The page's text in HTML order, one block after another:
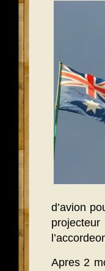
d’avion
Apres 2